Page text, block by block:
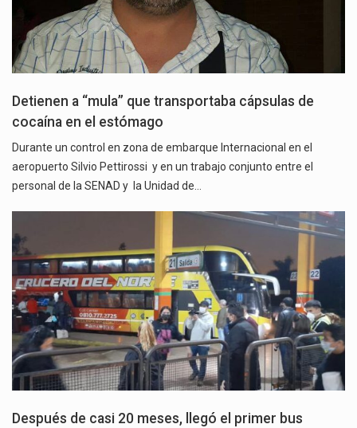
Detienen a “mula” que transportaba cápsulas de
cocaína en el estómago
Durante un control en zona de embarque Internacional en el
aeropuerto Silvio Pettirossi y en un trabajo conjunto entre el
personal de la SENAD y la Unidad de…
Después de casi 20 meses, llegó el primer bus